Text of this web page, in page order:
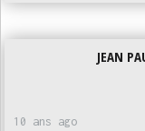
JEAN
10 ans ago